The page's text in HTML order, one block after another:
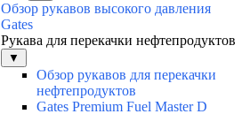
Обзор рукавов высокого давления
Gates
Рукава для перекачки нефтепродуктов
▼
Обзор рукавов для перекачки
нефтепродуктов
Gates Premium Fuel Master D